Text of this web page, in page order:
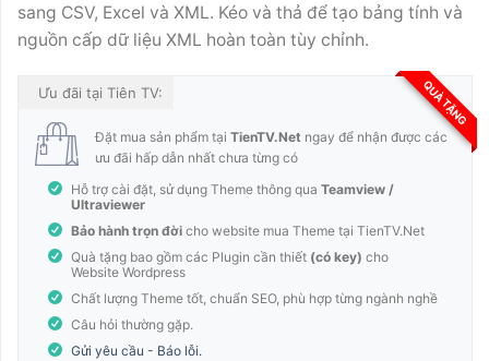
sang CSV, Excel và XML. Kéo và thả để tạo bảng tính và
nguồn cấp dữ liệu XML hoàn toàn tùy chỉnh.
QUÀ TẶNG
Ưu đãi tại Tiên TV:
Đặt mua sản phẩm tại TienTV.Net ngay để nhận được các
ưu đãi hấp dẫn nhất chưa từng có
Hỗ trợ cài đặt, sử dụng Theme thông qua Teamview /
Ultraviewer
Bảo hành trọn đời cho website mua Theme tại TienTV.Net
Quà tặng bao gồm các Plugin cần thiết (có key) cho
Website Wordpress
Chất lượng Theme tốt, chuẩn SEO, phù hợp từng ngành nghề
Câu hỏi thường gặp.
Gửi yêu cầu - Báo lỗi.